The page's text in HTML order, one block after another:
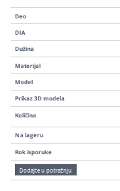
Deo
DIA
Dužina
Materijal
Model
Prikaz 3D modela
Količina
Na lageru
Rok isporuke
Dodajte u potražnju